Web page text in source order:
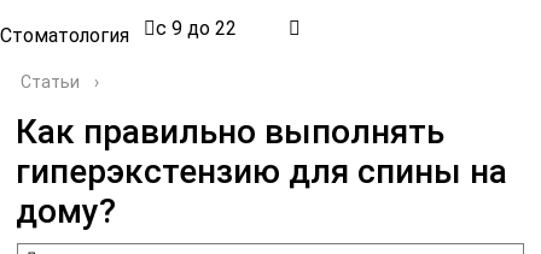
Стоматология с 9 до 22
Статьи ›
Как правильно выполнять
гиперэкстензию для спины на
дому?